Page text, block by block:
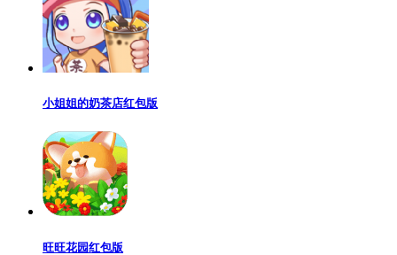
小姐姐的奶茶店红包版
旺旺花园红包版